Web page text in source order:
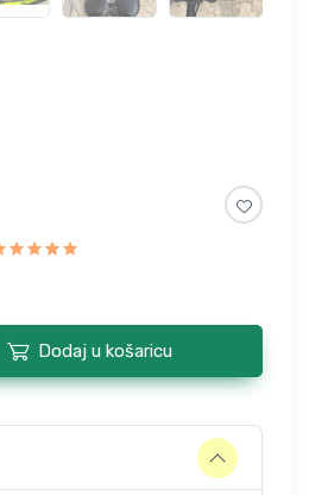
Dodaj u košaricu